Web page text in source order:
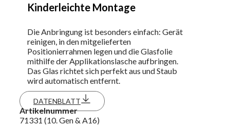
Kinderleichte Montage
Die Anbringung ist besonders einfach: Gerät
reinigen, in den mitgelieferten
Positionierrahmen legen und die Glasfolie
mithilfe der Applikationslasche aufbringen.
Das Glas richtet sich perfekt aus und Staub
wird automatisch entfernt.
DATENBLATT
Artikelnummer
71331 (10. Gen & A16)